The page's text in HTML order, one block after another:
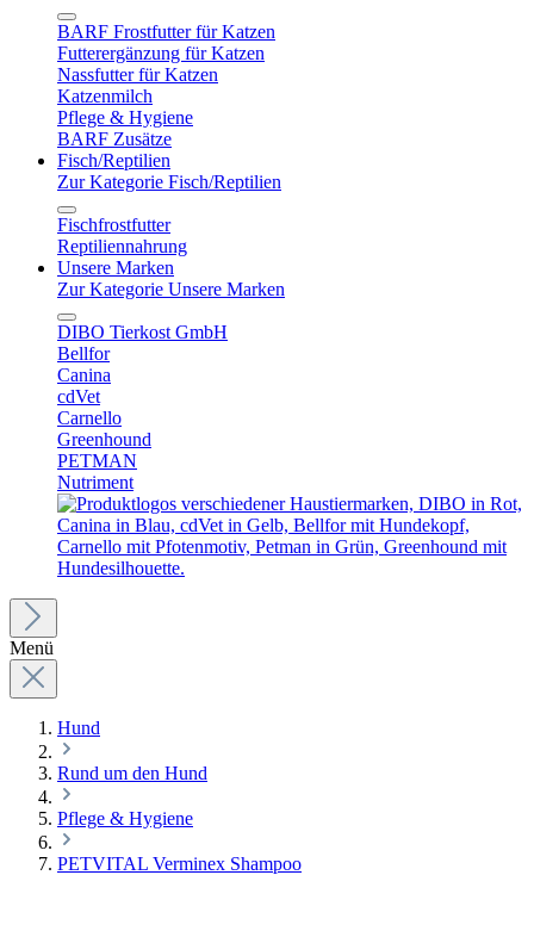
BARF Frostfutter für Katzen
Futterergänzung für Katzen
Nassfutter für Katzen
Katzenmilch
Pflege & Hygiene
BARF Zusätze
Fisch/Reptilien
Zur Kategorie Fisch/Reptilien
Fischfrostfutter
Reptiliennahrung
Unsere Marken
Zur Kategorie Unsere Marken
DIBO Tierkost GmbH
Bellfor
Canina
cdVet
Carnello
Greenhound
PETMAN
Nutriment
Menü
Hund
Rund um den Hund
Pflege & Hygiene
PETVITAL Verminex Shampoo